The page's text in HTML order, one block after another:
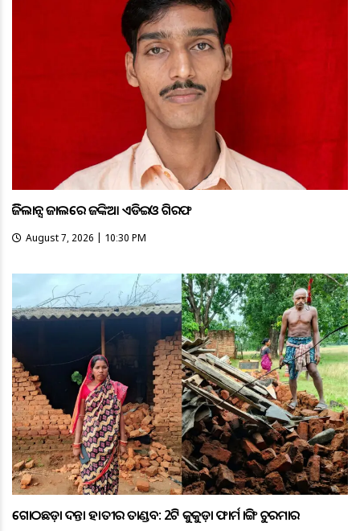
ଭିଜିଲାନ୍ସ ଜାଲରେ ଜଙ୍କିଆ ଏଡିଇଓ ଗିରଫ
August 7, 2026 | 10:30 PM
ଗୋଠଛଡ଼ା ଦନ୍ତା ହାତୀର ତାଣ୍ଡବ: 2ଟି କୁକୁଡ଼ା ଫାର୍ମ ଭାଙ୍ଗି ଚୁରମାର